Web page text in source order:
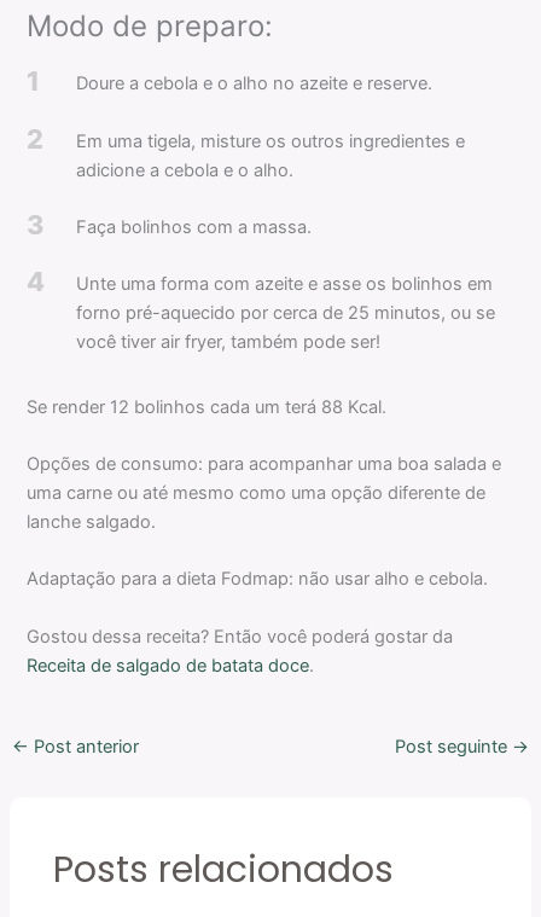
Modo de preparo:
1 Doure a cebola e o alho no azeite e reserve.
2
Em uma tigela, misture os outros ingredientes e
adicione a cebola e o alho.
3 Faça bolinhos com a massa.
4
Unte uma forma com azeite e asse os bolinhos em
forno pré-aquecido por cerca de 25 minutos, ou se
você tiver air fryer, também pode ser!
Se render 12 bolinhos cada um terá 88 Kcal.
Opções de consumo: para acompanhar uma boa salada e
uma carne ou até mesmo como uma opção diferente de
lanche salgado.
Adaptação para a dieta Fodmap: não usar alho e cebola.
Gostou dessa receita? Então você poderá gostar da
Receita de salgado de batata doce.
← Post anterior Post seguinte →
Posts relacionados